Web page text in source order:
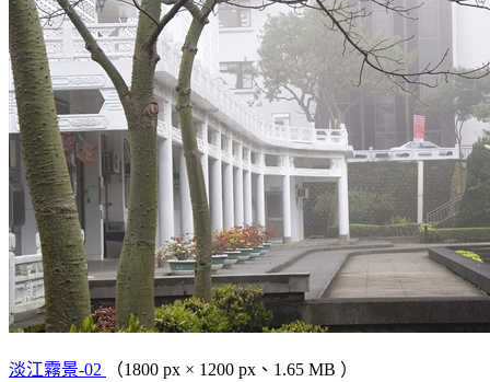
淡江霧景-02 （1800 px × 1200 px、1.65 MB ）